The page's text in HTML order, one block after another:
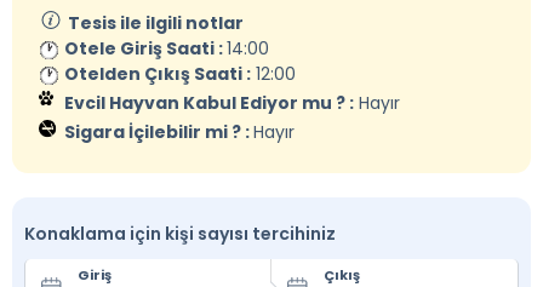
Tesis ile ilgili notlar
Otele Giriş Saati :14:00
Otelden Çıkış Saati : 12:00
Evcil Hayvan Kabul Ediyor mu ? : Hayır
Sigara İçilebilir mi ? :Hayır
Konaklama için kişi sayısı tercihiniz
Giriş Çıkış